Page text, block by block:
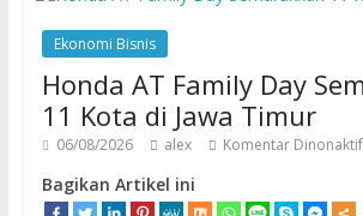
Ekonomi Bisnis
Honda AT Family Day
11 Kota di Jawa Timur
06/08/2026 alex Komentar
Bagikan Artikel ini